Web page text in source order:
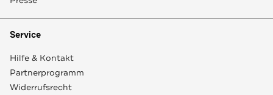
Service
Hilfe & Kontakt
Partnerprogramm
Widerrufsrecht